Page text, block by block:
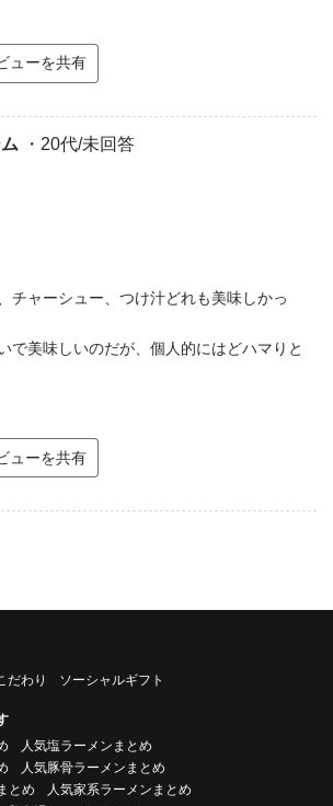
ューを共有
・20代/未回答
チャーシュー、つけ汁どれも美味しかっ
で美味しいのだが、個人的にはどハマりと
ューを共有
だわり ソーシャルギフト
人気塩ラーメンまとめ
人気豚骨ラーメンまとめ
とめ
人気家系ラーメンまとめ